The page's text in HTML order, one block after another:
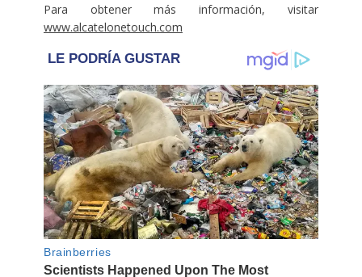
Para obtener más información, visitar
www.alcatelonetouch.com